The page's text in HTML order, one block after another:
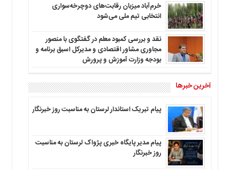
خرم‌آباد میزبان رقابت‌های دوچرخه‌سواری
انتخابی تیم ملی می‌شود
نقد و بررسی کمبود معلم در گفتگوی با منصور
مجاوری مشاور اقتصادی و مدیرکل اسبق برنامه و
بودجه وزارت آموزش و پرورش
آخرین خبرها
پیام تبریک استاندار لرستان به‌ مناسبت روز خبرنگار
پیام مدیر پایگاه خبری پژواک لرستان به مناسبت
روز خبرنگار